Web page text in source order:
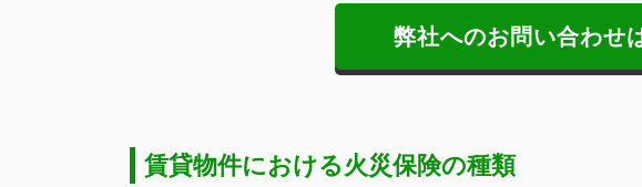
弊社へのお問い合わせ
賃貸物件における火災保険の種類